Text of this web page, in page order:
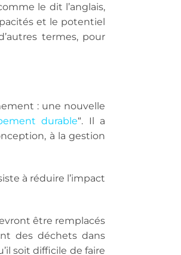
le dit l’anglais,
et le potentiel
termes, pour
: une nouvelle
durable“. Il a
à la gestion
à réduire l’impact
être remplacés
des déchets dans
soit difficile de faire